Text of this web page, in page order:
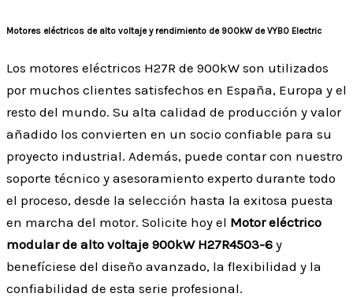
Motores eléctricos de alto voltaje y rendimiento de 900kW de VYBO Electric
Los motores eléctricos H27R de 900kW son utilizados
por muchos clientes satisfechos en España, Europa y el
resto del mundo. Su alta calidad de producción y valor
añadido los convierten en un socio confiable para su
proyecto industrial. Además, puede contar con nuestro
soporte técnico y asesoramiento experto durante todo
el proceso, desde la selección hasta la exitosa puesta
en marcha del motor. Solicite hoy el Motor eléctrico
modular de alto voltaje 900kW H27R4503-6 y
benefíciese del diseño avanzado, la flexibilidad y la
confiabilidad de esta serie profesional.